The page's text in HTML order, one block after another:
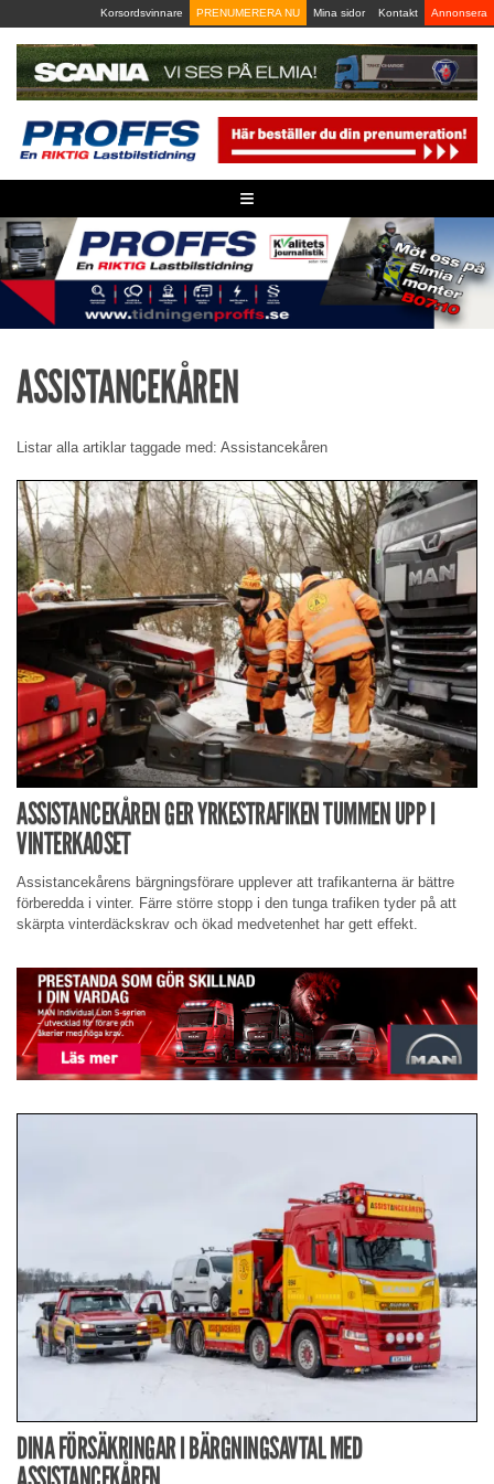
to
content
Korsordsvinnare PRENUMERERA NU Mina sidor Kontakt Annonsera
≡
ASSISTANCEKÅREN
Listar alla artiklar taggade med: Assistancekåren
ASSISTANCEKÅREN GER YRKESTRAFIKEN TUMMEN UPP I
VINTERKAOSET
Assistancekårens bärgningsförare upplever att trafikanterna är bättre
förberedda i vinter. Färre större stopp i den tunga trafiken tyder på att
skärpta vinterdäckskrav och ökad medvetenhet har gett effekt.
DINA FÖRSÄKRINGAR I BÄRGNINGSAVTAL MED